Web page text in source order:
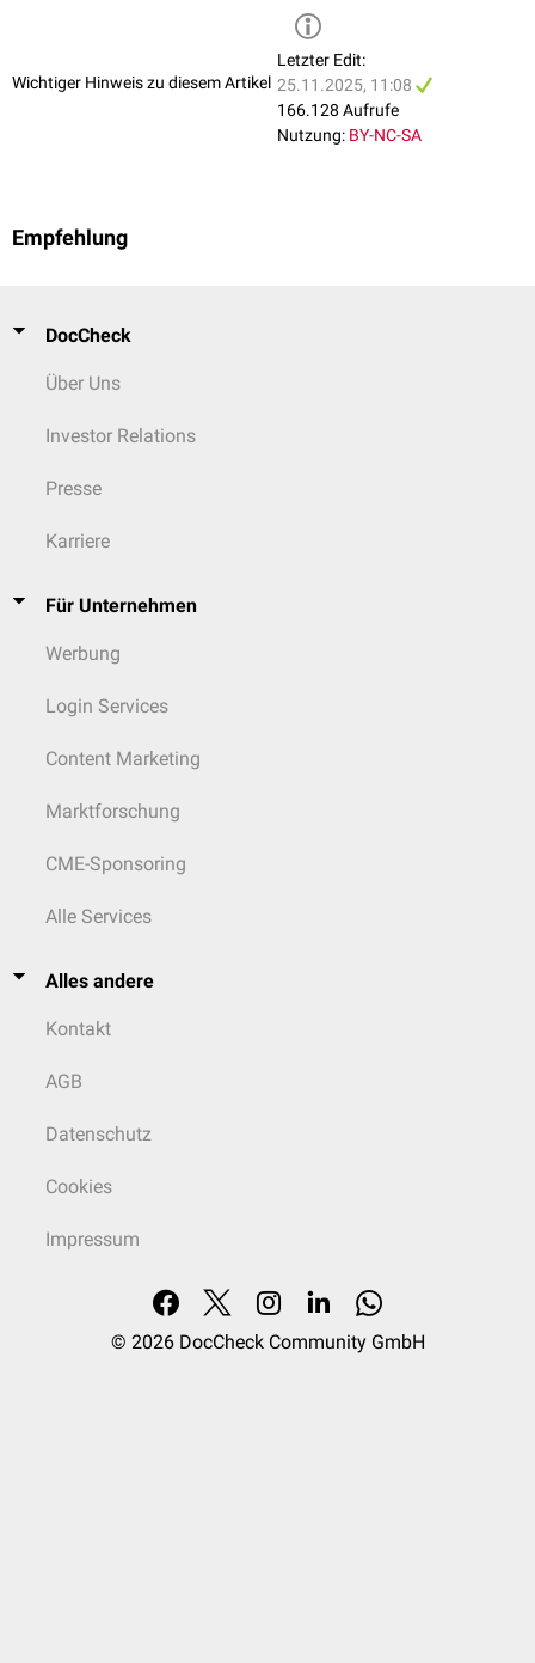
Wichtiger Hinweis zu diesem Artikel
Letzter Edit:
25.11.2025, 11:08
166.128 Aufrufe
Nutzung: BY-NC-SA
Empfehlung
DocCheck
Über Uns
Investor Relations
Presse
Karriere
Für Unternehmen
Werbung
Login Services
Content Marketing
Marktforschung
CME-Sponsoring
Alle Services
Alles andere
Kontakt
AGB
Datenschutz
Cookies
Impressum
© 2026 DocCheck Community GmbH